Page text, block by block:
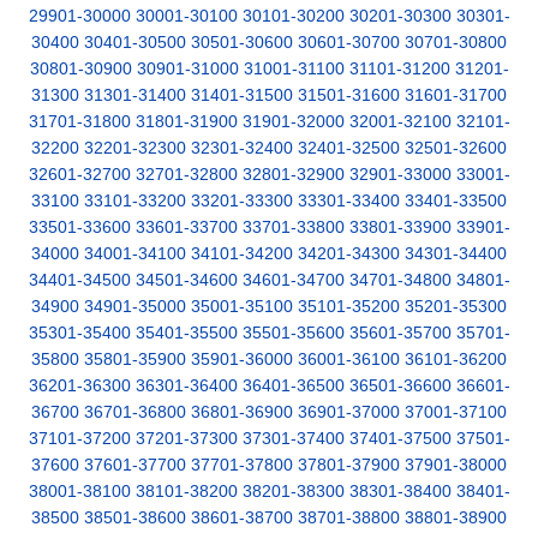
29901-30000 30001-30100 30101-30200 30201-30300 30301-
30400 30401-30500 30501-30600 30601-30700 30701-30800
30801-30900 30901-31000 31001-31100 31101-31200 31201-
31300 31301-31400 31401-31500 31501-31600 31601-31700
31701-31800 31801-31900 31901-32000 32001-32100 32101-
32200 32201-32300 32301-32400 32401-32500 32501-32600
32601-32700 32701-32800 32801-32900 32901-33000 33001-
33100 33101-33200 33201-33300 33301-33400 33401-33500
33501-33600 33601-33700 33701-33800 33801-33900 33901-
34000 34001-34100 34101-34200 34201-34300 34301-34400
34401-34500 34501-34600 34601-34700 34701-34800 34801-
34900 34901-35000 35001-35100 35101-35200 35201-35300
35301-35400 35401-35500 35501-35600 35601-35700 35701-
35800 35801-35900 35901-36000 36001-36100 36101-36200
36201-36300 36301-36400 36401-36500 36501-36600 36601-
36700 36701-36800 36801-36900 36901-37000 37001-37100
37101-37200 37201-37300 37301-37400 37401-37500 37501-
37600 37601-37700 37701-37800 37801-37900 37901-38000
38001-38100 38101-38200 38201-38300 38301-38400 38401-
38500 38501-38600 38601-38700 38701-38800 38801-38900